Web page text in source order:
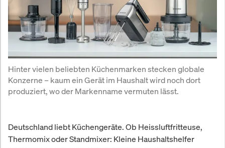
Hinter vielen beliebten Küchenmarken stecken globale
Konzerne – kaum ein Gerät im Haushalt wird noch dort
produziert, wo der Markenname vermuten lässt.
Deutschland liebt Küchengeräte. Ob Heissluftfritteuse,
Thermomix oder Standmixer: Kleine Haushaltshelfer